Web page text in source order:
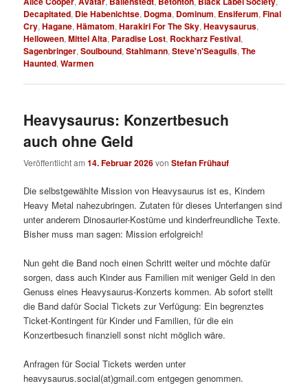
Decapitated, Die Habenichtse, Dogma, Dominum, Ensiferum,Final
Cry,Hagane,Hämatom,Harakiri For The Sky,Heavysaurus,
Helloween,Mittel Alta, Paradise Lost, Rockharz Festival,
Sagenbringer,Soulbound,Stahlmann,Steve'n'Seagulls,The
Haunted,Warmen
Heavysaurus: Konzertbesuch
auch ohne Geld
Veröffentlicht am14. Februar 2026vonStefan Frühauf
Die selbstgewählte Mission von Heavysaurus ist es, Kindern
Heavy Metal nahezubringen. Zutaten für dieses Unterfangen sind
unter anderem Dinosaurier-Kostüme und kinderfreundliche Texte.
Bisher muss man sagen: Mission erfolgreich!
Nun geht die Band noch einen Schritt weiter und möchte dafür
sorgen, dass auch Kinder aus Familien mit weniger Geld in den
Genuss eines Heavysaurus-Konzerts kommen. Ab sofort stellt
die Band dafür Social Tickets zur Verfügung: Ein begrenztes
Ticket-Kontingent für Kinder und Familien, für die ein
Konzertbesuch finanziell sonst nicht möglich wäre.
Anfragen für Social Tickets werden unter
heavysaurus.social(at)gmail.com entgegen genommen.